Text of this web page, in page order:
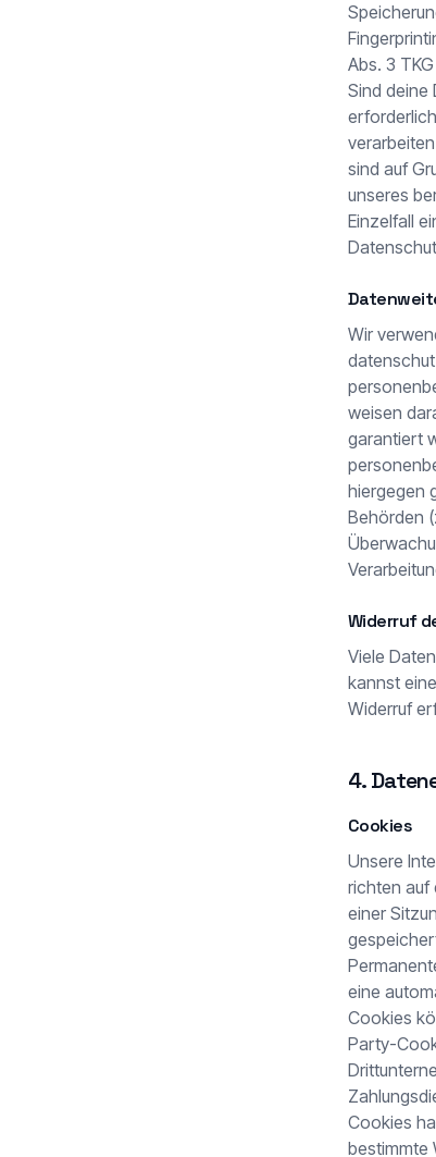
Abs. 3
Sind deine
sind auf
unseres
Einzelfall
Wir
weisen
garantiert
hiergegen
Behörden
Widerruf
Viele
kannst
Widerruf
4.
Cookies
Unsere
richten auf
einer
eine
Cookies
Party-
Cookies
bestimmte